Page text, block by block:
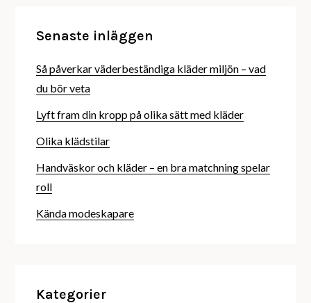
Senaste inläggen
Så påverkar väderbeständiga kläder miljön – vad
du bör veta
Lyft fram din kropp på olika sätt med kläder
Olika klädstilar
Handväskor och kläder – en bra matchning spelar
roll
Kända modeskapare
Kategorier